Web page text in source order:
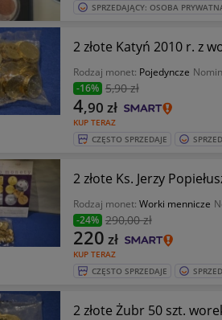
SPRZEDAJĄCY: OSOBA
2 złote Katyń 2010 r. z
Rodzaj monet: Pojedyncze
-16% 5,90 zł
KUP TERAZ
4,90 zł
CZĘSTO SPRZEDAJE
2 złote Ks. Jerzy
Rodzaj monet: Worki mennicze
-24% 290,00 zł
KUP TERAZ
220 zł
CZĘSTO SPRZEDAJE
2 złote Żubr 50 szt.